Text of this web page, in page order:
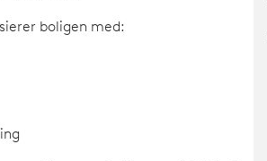
boligen med: